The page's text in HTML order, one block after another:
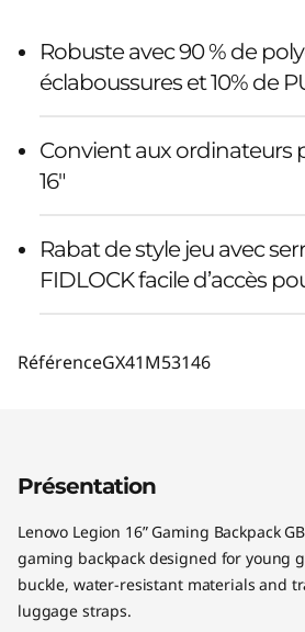
Robuste avec 90 % de
éclaboussures et 10% de
Convient aux ordinateurs
16"
Rabat de style jeu avec
FIDLOCK facile d’accès
RéférenceGX41M53146
Présentation
Lenovo Legion 16” Gaming Backpack
gaming backpack designed for young
buckle, water-resistant materials and
luggage straps.